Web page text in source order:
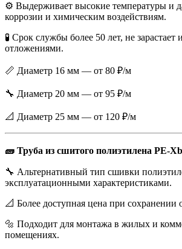
⚙️ Выдерживает высокие температуры и
коррозии и химическим воздействиям.
🧪 Срок службы более 50 лет, не зарастает
отложениями.
📏 Диаметр 16 мм — от 80 ₽/м
🔧 Диаметр 20 мм — от 95 ₽/м
📐 Диаметр 25 мм — от 120 ₽/м
🧱 Труба из сшитого полиэтилена PE-
🔧 Альтернативный тип сшивки
эксплуатационными характеристиками.
📐 Более доступная цена при сохранении
🔩 Подходит для монтажа в жилых и
помещениях.